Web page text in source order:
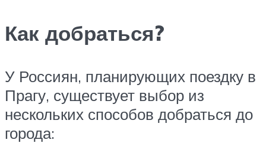
Как добраться?
У Россиян, планирующих поездку в
Прагу, существует выбор из
нескольких способов добраться до
города: